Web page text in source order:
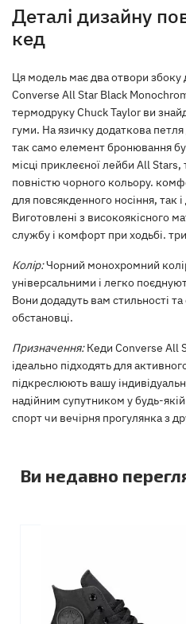
Деталі дизайну
кед
Ця модель має два отвори збоку
Converse All Star Black
термодруку Chuck Taylor ви
гуми. На язичку додаткова петля
так само елемент бронювання
місці приклеєної лейби All
повністю чорного кольору.
для повсякденного носіння, так
Виготовлені з високоякісного
службу і комфорт при ходьбі.
Колір:Чорний монохромний
універсальними і легко
Вони додадуть вам стильності та
обстановці.
Призначення:Кеди Converse All
ідеально підходять для
підкреслюють вашу
надійним супутником у будь-якій
спорт чи вечірня прогулянка з
Ви недавно